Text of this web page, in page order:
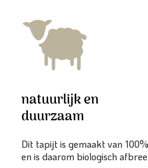
natuurlijk en
duurzaam
Dit tapijt is gemaakt van
en is daarom biologisch